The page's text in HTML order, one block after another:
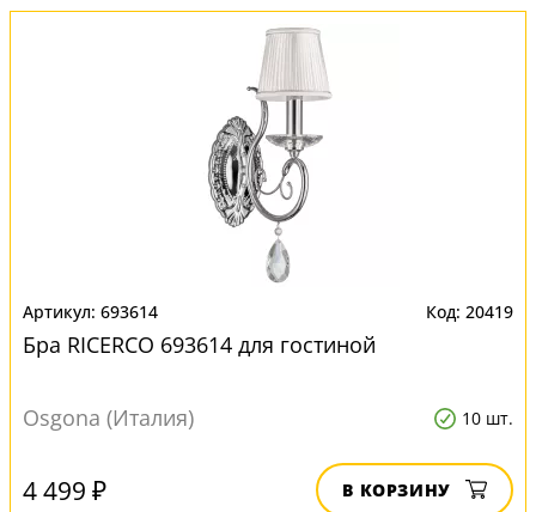
693614 20419
Бра RICERCO 693614 для гостиной
Osgona (Италия) 10 шт.
4 499 ₽ В КОРЗИНУ